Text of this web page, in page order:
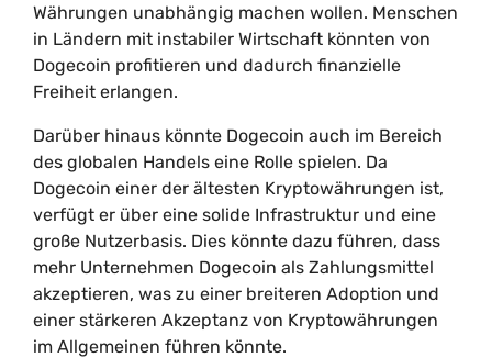
Währungen unabhängig machen wollen. Menschen
in Ländern mit instabiler Wirtschaft könnten von
Dogecoin profitieren und dadurch finanzielle
Freiheit erlangen.
Darüber hinaus könnte Dogecoin auch im Bereich
des globalen Handels eine Rolle spielen. Da
Dogecoin einer der ältesten Kryptowährungen ist,
verfügt er über eine solide Infrastruktur und eine
große Nutzerbasis. Dies könnte dazu führen, dass
mehr Unternehmen Dogecoin als Zahlungsmittel
akzeptieren, was zu einer breiteren Adoption und
einer stärkeren Akzeptanz von Kryptowährungen
im Allgemeinen führen könnte.